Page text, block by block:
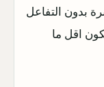
بدون التفاعل
اقل ما